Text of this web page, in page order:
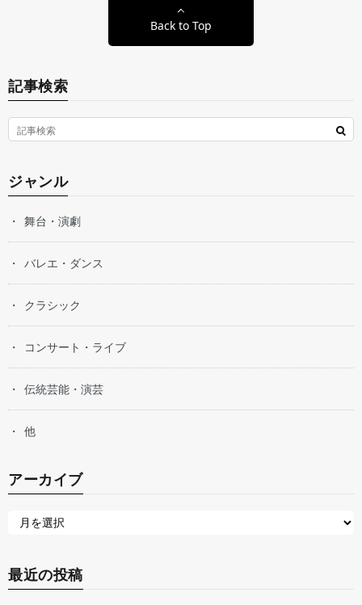
Back to Top
記事検索
ジャンル
舞台・演劇
バレエ・ダンス
クラシック
コンサート・ライブ
伝統芸能・演芸
他
アーカイブ
最近の投稿